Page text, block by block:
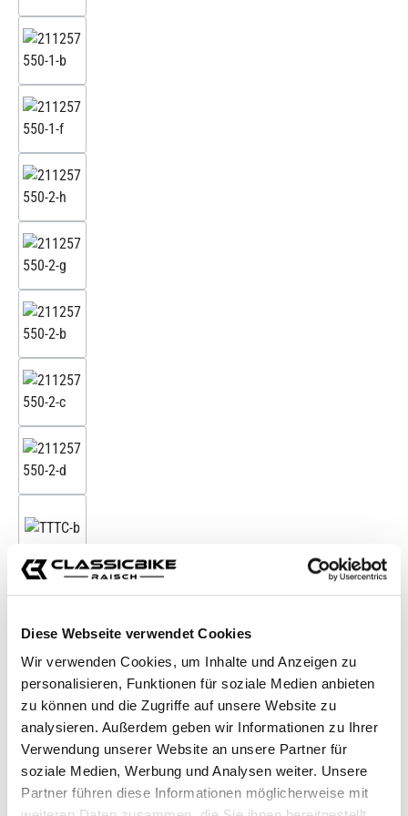
Diese Webseite verwendet Cookies
Wir verwenden Cookies, um Inhalte und Anzeigen zu
personalisieren, Funktionen für soziale Medien anbieten
zu können und die Zugriffe auf unsere Website zu
analysieren. Außerdem geben wir Informationen zu Ihrer
Verwendung unserer Website an unsere Partner für
soziale Medien, Werbung und Analysen weiter. Unsere
Partner führen diese Informationen möglicherweise mit